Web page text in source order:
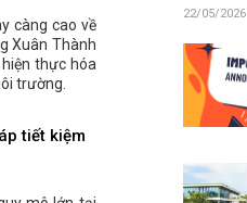
càng cao về
Xuân Thành
thực hóa
trường.
tiết kiệm
22/05/2026